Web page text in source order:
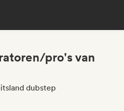
pro's van
dubstep